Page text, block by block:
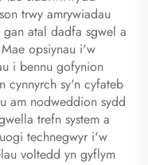
trwy amrywiadau
atal dadfa sgwel a
opsiynau i'w
i bennu gofynion
cynnyrch sy'n cyfateb
am nodweddion sydd
trefn system a
technegwyr i'w
voltedd yn gyflym